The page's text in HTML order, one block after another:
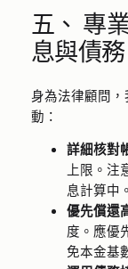
五、 專
息與債務
身為法律顧問
動：
詳細核對
上限。
息計算中。
優先償還
度。應優
免本金基